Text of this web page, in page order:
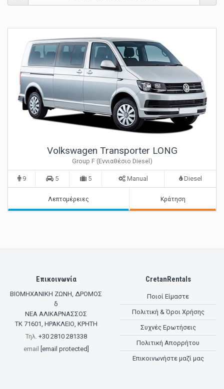
Volkswagen Transporter LONG
Group F (Εννιαθέσιο Diesel)
9 5 5 Manual Diesel
Λεπτομέρειες Κράτηση
Επικοινωνία
ΒΙΟΜΗΧΑΝΙΚΗ ΖΩΝΗ, ΔΡΟΜΟΣ
δ
ΝΕΑ ΑΛΙΚΑΡΝΑΣΣΟΣ
ΤΚ 71601 ΗΡΑΚΛΕΙΟ, ΚΡΗΤΗ
Τηλ. +30 2810 281338
email [email protected]
CretanRentals
Ποιοί Είμαστε
Πολιτική & Όροι Χρήσης
Συχνές Ερωτήσεις
Πολιτική Απορρήτου
Επικοινωνήστε μαζί μας